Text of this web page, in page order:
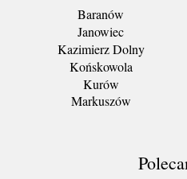
Baranów
Janowiec
Kazimierz Dolny
Końskowola
Kurów
Markuszów